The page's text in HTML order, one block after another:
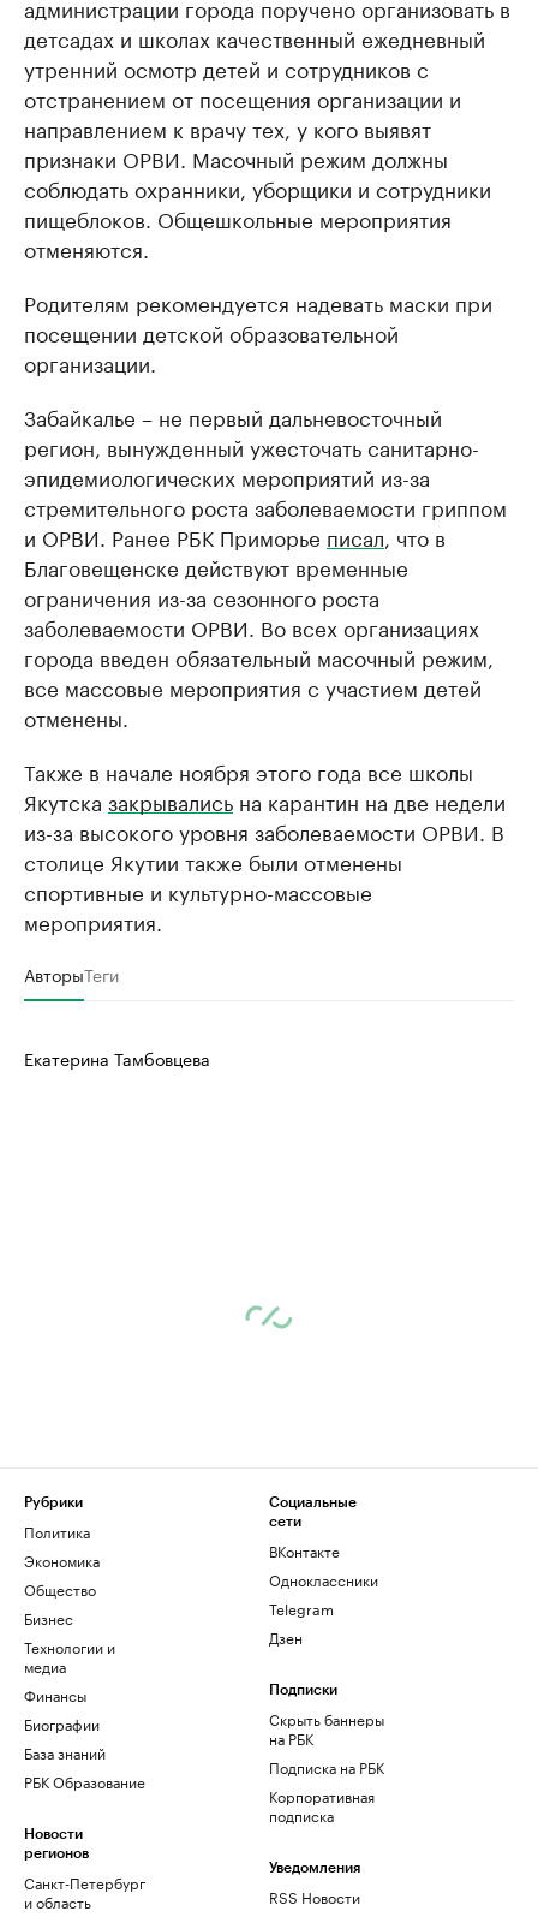
администрации города поручено организовать в
детсадах и школах качественный ежедневный
утренний осмотр детей и сотрудников с
отстранением от посещения организации и
направлением к врачу тех, у кого выявят
признаки ОРВИ. Масочный режим должны
соблюдать охранники, уборщики и сотрудники
пищеблоков. Общешкольные мероприятия
отменяются.
Родителям рекомендуется надевать маски при
посещении детской образовательной
организации.
Забайкалье – не первый дальневосточный
регион, вынужденный ужесточать санитарно-
эпидемиологических мероприятий из-за
стремительного роста заболеваемости гриппом
и ОРВИ. Ранее РБК Приморье писал , что в
Благовещенске действуют временные
ограничения из-за сезонного роста
заболеваемости ОРВИ. Во всех организациях
города введен обязательный масочный режим,
все массовые мероприятия с участием детей
отменены.
Также в начале ноября этого года все школы
Якутска закрывались на карантин на две недели
из-за высокого уровня заболеваемости ОРВИ. В
столице Якутии также были отменены
спортивные и культурно-массовые
мероприятия.
АвторыТеги
Екатерина Тамбовцева
Рубрики
Политика
Экономика
Общество
Бизнес
Технологии и
медиа
Финансы
Биографии
База знаний
РБК Образование
Новости
регионов
Санкт-Петербург
и область
Социальные
сети
ВКонтакте
Одноклассники
Telegram
Дзен
Подписки
Скрыть баннеры
на РБК
Подписка на РБК
Корпоративная
подписка
Уведомления
RSS Новости